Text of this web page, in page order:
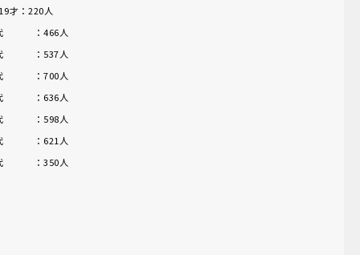
才：220人
：466人
：537人
：700人
：636人
：598人
：621人
：350人